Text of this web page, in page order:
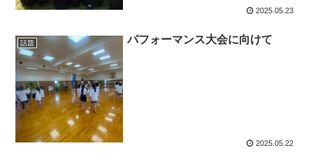
2025.05.23
話題 パフォーマンス大会に向けて
2025.05.22